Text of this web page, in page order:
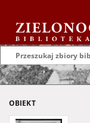
OBIEKT